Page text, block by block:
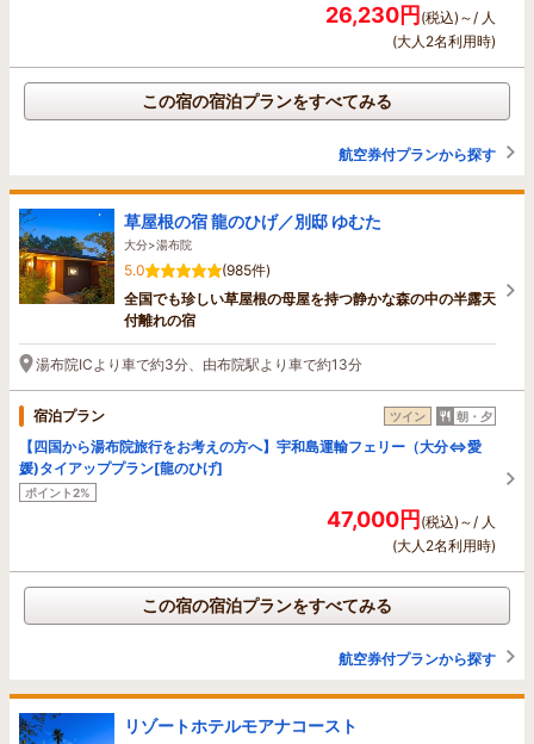
26,230円(税込)～/ 人
(大人2名利用時)
この宿の宿泊プランをすべてみる
航空券付プランから探す
草屋根の宿 龍のひげ／別邸 ゆむた
大分>湯布院
5.0
(985件)
全国でも珍しい草屋根の母屋を持つ静かな森の中の半露天
付離れの宿
湯布院ICより車で約3分、由布院駅より車で約13分
宿泊プラン ツイン 朝・夕
【四国から湯布院旅行をお考えの方へ】宇和島運輸フェリー（大分⇔愛
媛)タイアッププラン[龍のひげ]
ポイント2%
47,000円(税込)～/ 人
(大人2名利用時)
この宿の宿泊プランをすべてみる
航空券付プランから探す
リゾートホテルモアナコースト